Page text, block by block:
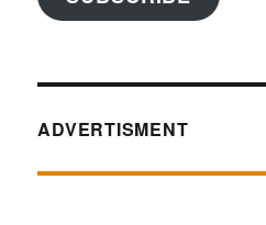
ADVERTISMENT